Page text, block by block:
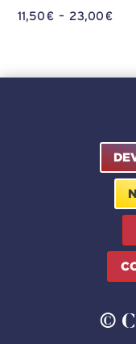
11,50€ – 23,00€
©